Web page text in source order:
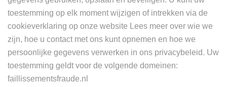
toestemming op elk moment wijzigen of intrekken via de
cookieverklaring op onze website Lees meer over wie we
zijn, hoe u contact met ons kunt opnemen en hoe we
persoonlijke gegevens verwerken in ons privacybeleid. Uw
toestemming geldt voor de volgende domeinen:
faillissementsfraude.nl